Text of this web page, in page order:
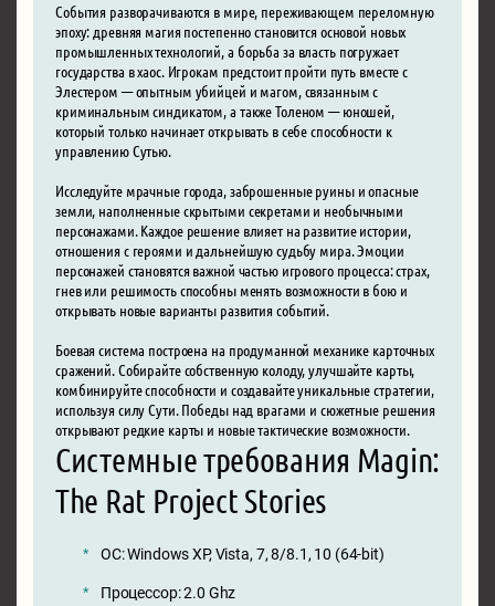
События разворачиваются в мире, переживающем переломную
эпоху: древняя магия постепенно становится основой новых
промышленных технологий, а борьба за власть погружает
государства в хаос. Игрокам предстоит пройти путь вместе с
Элестером — опытным убийцей и магом, связанным с
криминальным синдикатом, а также Толеном — юношей,
который только начинает открывать в себе способности к
управлению Сутью.
Исследуйте мрачные города, заброшенные руины и опасные
земли, наполненные скрытыми секретами и необычными
персонажами. Каждое решение влияет на развитие истории,
отношения с героями и дальнейшую судьбу мира. Эмоции
персонажей становятся важной частью игрового процесса: страх,
гнев или решимость способны менять возможности в бою и
открывать новые варианты развития событий.
Боевая система построена на продуманной механике карточных
сражений. Собирайте собственную колоду, улучшайте карты,
комбинируйте способности и создавайте уникальные стратегии,
используя силу Сути. Победы над врагами и сюжетные решения
открывают редкие карты и новые тактические возможности.
Системные требования Magin:
The Rat Project Stories
ОС: Windows XP, Vista, 7, 8/8.1, 10 (64-bit)
Процессор: 2.0 Ghz